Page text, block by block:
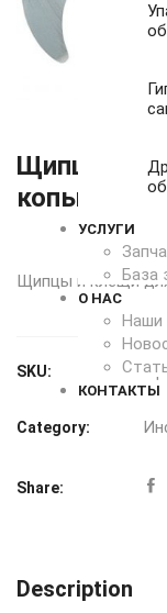
УСЛУГИ
База
О НАС
Наши
КОНТАКТЫ
Щипцы для
копыт EFA
Щипцы и клещи
SKU:
Category:
Share:
Description